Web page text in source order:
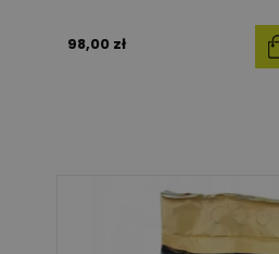
98,00 zł